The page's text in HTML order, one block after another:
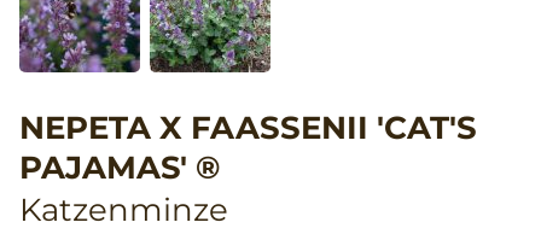
NEPETA X FAASSENII 'CAT'S
PAJAMAS' ®
Katzenminze